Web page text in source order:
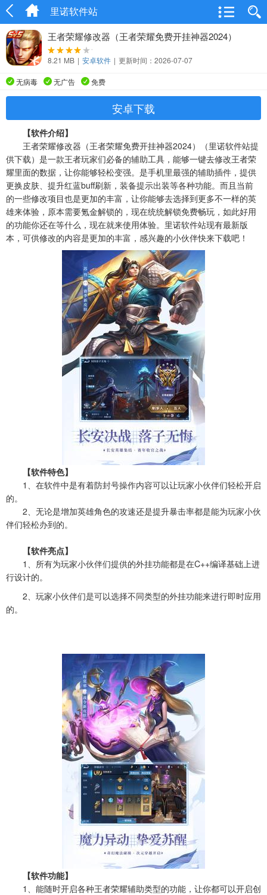
里诺软件站
王者荣耀修改器（王者荣耀免费开挂神器2024）
v2.49.00
8.21 MB | 安卓软件 | 更新时间：2026-07-07
无病毒 无广告 免费
安卓下载
【软件介绍】
王者荣耀修改器（王者荣耀免费开挂神器2024）（里诺软件站提
供下载）是一款王者玩家们必备的辅助工具，能够一键去修改王者荣
耀里面的数据，让你能够轻松变强。是手机里最强的辅助插件，提供
更换皮肤、提升红蓝buff刷新，装备提示出装等各种功能。而且当前
的一些修改项目也是更加的丰富，让你能够去选择到更多不一样的英
雄来体验，原本需要氪金解锁的，现在统统解锁免费畅玩，如此好用
的功能你还在等什么，现在就来使用体验。里诺软件站现有最新版
本，可供修改的内容是更加的丰富，感兴趣的小伙伴快来下载吧！
【软件特色】
1、在软件中是有着防封号操作内容可以让玩家小伙伴们轻松开启
的。
2、无论是增加英雄角色的攻速还是提升暴击率都是能为玩家小伙
伴们轻松办到的。
【软件亮点】
1、所有为玩家小伙伴们提供的外挂功能都是在C++编译基础上进
行设计的。
2、玩家小伙伴们是可以选择不同类型的外挂功能来进行即时应用
的。
【软件功能】
1、能随时开启各种王者荣耀辅助类型的功能，让你都可以开启创